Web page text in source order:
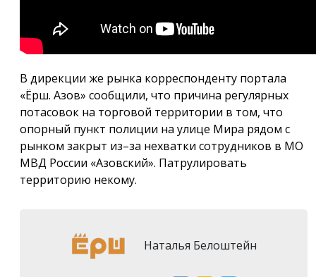
В дирекции же рынка корреспонденту портала
«Ёрш. Азов» сообщили, что причина регулярных
потасовок на торговой территории в том, что
опорный пункт полиции на улице Мира рядом с
рынком закрыт из–за нехватки сотрудников в МО
МВД России «Азовский». Патрулировать
территорию некому.
Наталья Белоштейн